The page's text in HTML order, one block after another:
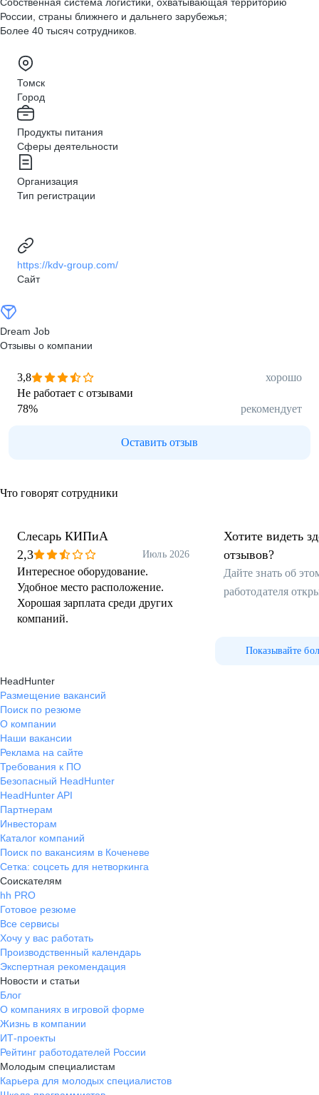
России, страны ближнего и дальнего зарубежья;
Более 40 тысяч сотрудников.
Томск
Город
Продукты питания
Сферы деятельности
Организация
Тип регистрации
https://kdv-group.com/
Сайт
Dream Job
Отзывы о компании
3,8
хорошо
Не работает с отзывами
78% рекомендует
Оставить отзыв
Что говорят сотрудники
Слесарь КИПиА
2,3
Июль 2026
Интересное оборудование.
Удобное место расположение.
Хорошая зарплата среди других
компаний.
Хотите видеть
отзывов?
Дайте знать об
работодателя
Показывайте
HeadHunter
Размещение вакансий
Поиск по резюме
О компании
Наши вакансии
Реклама на сайте
Требования к ПО
Безопасный HeadHunter
HeadHunter API
Партнерам
Инвесторам
Каталог компаний
Поиск по вакансиям в Коченеве
Сетка: соцсеть для нетворкинга
Соискателям
hh PRO
Готовое резюме
Все сервисы
Хочу у вас работать
Производственный календарь
Экспертная рекомендация
Новости и статьи
Блог
О компаниях в игровой форме
Жизнь в компании
ИТ-проекты
Рейтинг работодателей России
Молодым специалистам
Карьера для молодых специалистов